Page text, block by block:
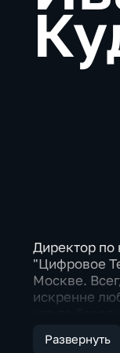
Директор по
"Цифровое
Москве.
искренне
просто
Развернуть